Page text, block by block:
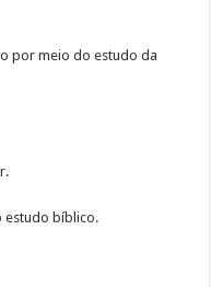
por meio do estudo da
estudo bíblico.